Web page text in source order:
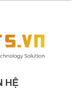
HỆ